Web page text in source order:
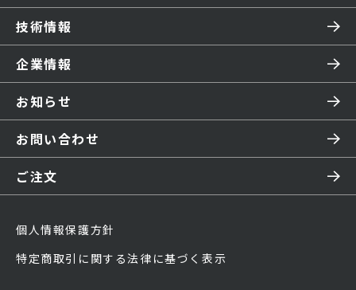
技術情報
企業情報
お知らせ
お問い合わせ
ご注文
個人情報保護方針
特定商取引に関する法律に基づく表示